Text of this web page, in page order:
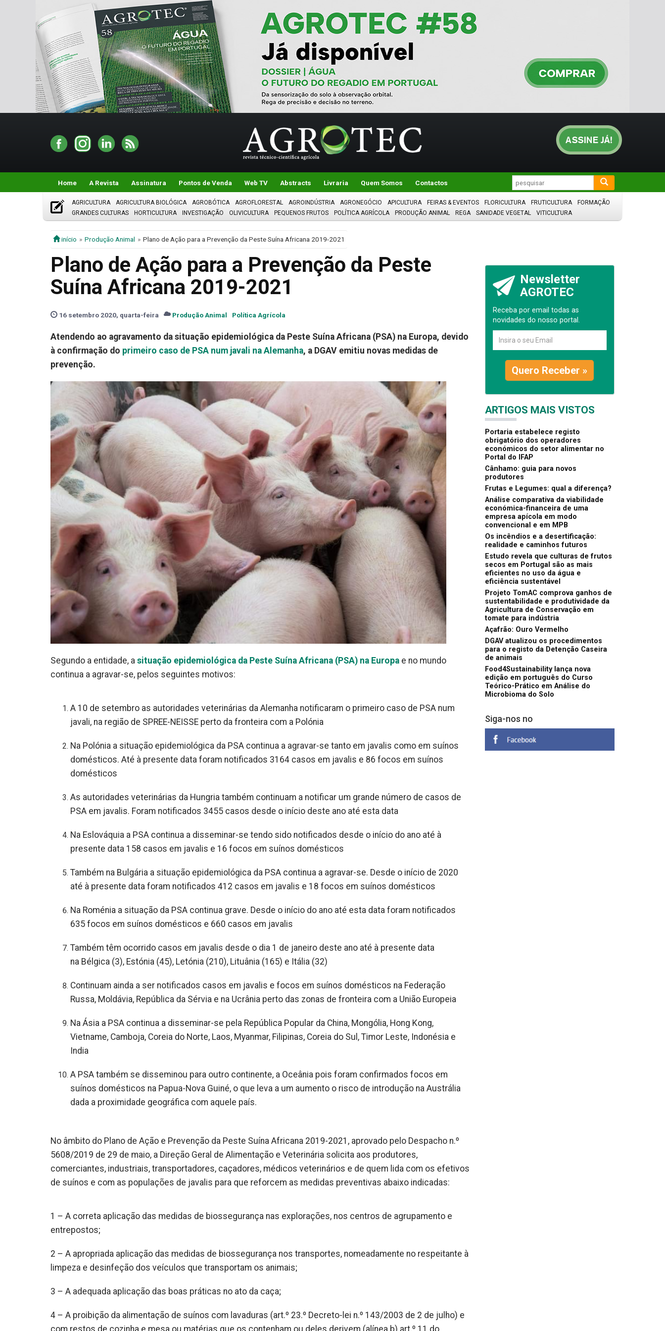
Home A Revista Assinatura Pontos de Venda Web TV Abstracts Livraria Quem Somos Contactos
AGRICULTURA AGRICULTURA BIOLÓGICA AGROBÓTICA AGROFLORESTAL AGROINDÚSTRIA AGRONEGÓCIO APICULTURA FEIRAS & EVENTOS FLORICULTURA FRUTICULTURA
FORMAÇÃO
GRANDES CULTURAS
HORTICULTURA INVESTIGAÇÃO OLIVICULTURA PEQUENOS FRUTOS POLÍTICA AGRÍCOLA PRODUÇÃO ANIMAL REGA SANIDADE VEGETAL VITICULTURA
início Produção Animal Plano de Ação para a Prevenção da Peste Suína Africana 2019-2021
Plano de Ação para a Prevenção da Peste
Suína Africana 2019-2021
16 setembro 2020, quarta-feira Produção Animal Política Agrícola
Atendendo ao agravamento da situação epidemiológica da Peste Suína Africana (PSA) na Europa, devido
à confirmação do primeiro caso de PSA num javali na Alemanha, a DGAV emitiu novas medidas de
prevenção.
Segundo a entidade, a situação epidemiológica da Peste Suína Africana (PSA) na Europa e no mundo
continua a agravar-se, pelos seguintes motivos:
A 10 de setembro as autoridades veterinárias da Alemanha notificaram o primeiro caso de PSA num
javali, na região de SPREE-NEISSE perto da fronteira com a Polónia
Na Polónia a situação epidemiológica da PSA continua a agravar-se tanto em javalis como em suínos
domésticos. Até à presente data foram notificados 3164 casos em javalis e 86 focos em suínos
domésticos
As autoridades veterinárias da Hungria também continuam a notificar um grande número de casos de
PSA em javalis. Foram notificados 3455 casos desde o início deste ano até esta data
Na Eslováquia a PSA continua a disseminar-se tendo sido notificados desde o início do ano até à
presente data 158 casos em javalis e 16 focos em suínos domésticos
Também na Bulgária a situação epidemiológica da PSA continua a agravar-se. Desde o início de 2020
até à presente data foram notificados 412 casos em javalis e 18 focos em suínos domésticos
Na Roménia a situação da PSA continua grave. Desde o início do ano até esta data foram notificados
635 focos em suínos domésticos e 660 casos em javalis
Também têm ocorrido casos em javalis desde o dia 1 de janeiro deste ano até à presente data
na Bélgica (3), Estónia (45), Letónia (210), Lituânia (165) e Itália (32)
Continuam ainda a ser notificados casos em javalis e focos em suínos domésticos na Federação
Russa, Moldávia, República da Sérvia e na Ucrânia perto das zonas de fronteira com a União Europeia
Na Ásia a PSA continua a disseminar-se pela República Popular da China, Mongólia, Hong Kong,
Vietname, Camboja, Coreia do Norte, Laos, Myanmar, Filipinas, Coreia do Sul, Timor Leste, Indonésia e
India
A PSA também se disseminou para outro continente, a Oceânia pois foram confirmados focos em
suínos domésticos na Papua-Nova Guiné, o que leva a um aumento o risco de introdução na Austrália
dada a proximidade geográfica com aquele país.
No âmbito do Plano de Ação e Prevenção da Peste Suína Africana 2019-2021, aprovado pelo Despacho n.º
5608/2019 de 29 de maio, a Direção Geral de Alimentação e Veterinária solicita aos produtores,
comerciantes, industriais, transportadores, caçadores, médicos veterinários e de quem lida com os efetivos
de suínos e com as populações de javalis para que reforcem as medidas preventivas abaixo indicadas:
1 – A correta aplicação das medidas de biossegurança nas explorações, nos centros de agrupamento e
entrepostos;
2 – A apropriada aplicação das medidas de biossegurança nos transportes, nomeadamente no respeitante à
limpeza e desinfeção dos veículos que transportam os animais;
3 – A adequada aplicação das boas práticas no ato da caça;
4 – A proibição da alimentação de suínos com lavaduras (art.º 23.º Decreto-lei n.º 143/2003 de 2 de julho) e
Newsletter
AGROTEC
Receba por email todas as
novidades do nosso portal.
Quero Receber »
ARTIGOS MAIS VISTOS
Portaria estabelece registo
obrigatório dos operadores
económicos do setor alimentar no
Portal do IFAP
Cânhamo: guia para novos
produtores
Frutas e Legumes: qual a diferença?
Análise comparativa da viabilidade
económica-financeira de uma
empresa apícola em modo
convencional e em MPB
Os incêndios e a desertificação:
realidade e caminhos futuros
Estudo revela que culturas de frutos
secos em Portugal são as mais
eficientes no uso da água e
eficiência sustentável
Projeto TomAC comprova ganhos de
sustentabilidade e produtividade da
Agricultura de Conservação em
tomate para indústria
Açafrão: Ouro Vermelho
DGAV atualizou os procedimentos
para o registo da Detenção Caseira
de animais
Food4Sustainability lança nova
edição em português do Curso
Teórico-Prático em Análise do
Microbioma do Solo
Siga-nos no